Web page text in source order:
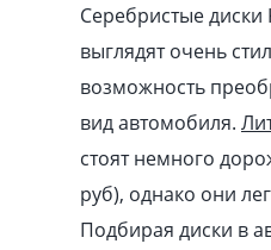
Серебристые диски
выглядят очень
возможность
вид автомобиля.
стоят немного
pуб), однако они
Подбирая диски в